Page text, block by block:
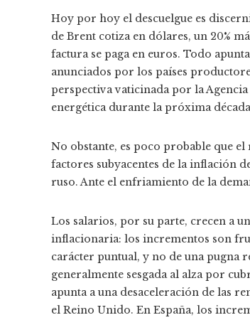
Hoy por hoy el descuelgue es
de Brent cotiza en dólares, un 20%
factura se paga en euros. Todo
anunciados por los países
perspectiva vaticinada por la
energética durante la próxima
No obstante, es poco probable que
factores subyacentes de la inflación
ruso. Ante el enfriamiento de la
Los salarios, por su parte, crecen a
inflacionaria: los incrementos son
carácter puntual, y no de una pugna
generalmente sesgada al alza por
apunta a una desaceleración de las
el Reino Unido. En España, los